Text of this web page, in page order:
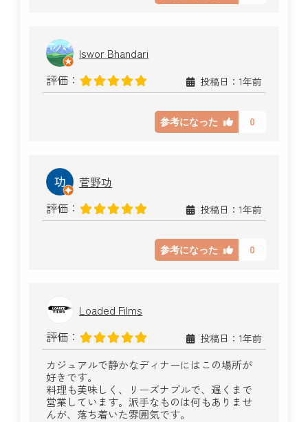
Iswor Bhandari
評価：
投稿日：1年前
参考になった 0
菅野功
評価：
投稿日：1年前
参考になった 0
Loaded Films
評価：
投稿日：1年前
カジュアルで静かなディナーにはこの場所が
好きです。
料理も美味しく、リーズナブルで、遅くまで
営業しています。派手なものは何もありませ
んが、落ち着いた雰囲気です。